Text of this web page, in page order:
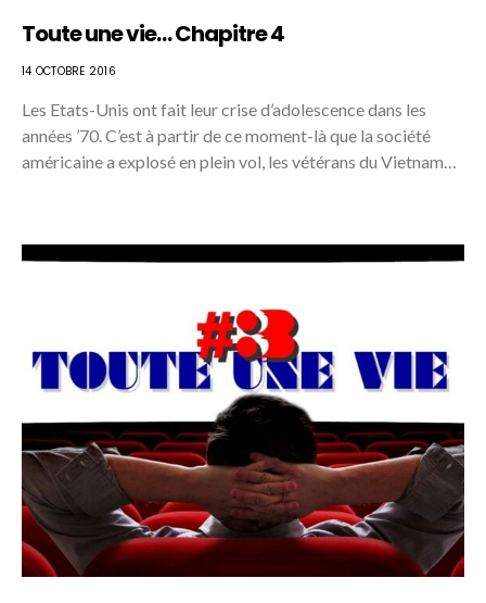
Toute une vie… Chapitre 4
14 OCTOBRE 2016
Les Etats-Unis ont fait leur crise d’adolescence dans les
années ’70. C’est à partir de ce moment-là que la société
américaine a explosé en plein vol, les vétérans du Vietnam…